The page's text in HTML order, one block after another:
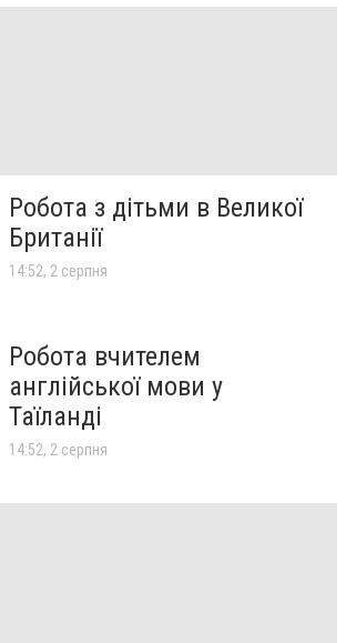
Робота з дітьми в Великої
Британії
14:52, 2 серпня
Робота вчителем
англійської мови у
Таїланді
14:52, 2 серпня